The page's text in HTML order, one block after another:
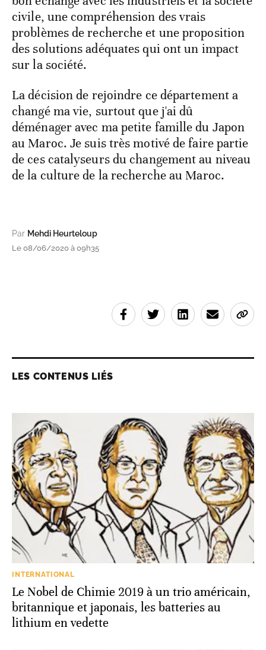
civile, une compréhension des vrais
problèmes de recherche et une proposition
des solutions adéquates qui ont un impact
sur la société.
La décision de rejoindre ce département a
changé ma vie, surtout que j'ai dû
déménager avec ma petite famille du Japon
au Maroc. Je suis très motivé de faire partie
de ces catalyseurs du changement au niveau
de la culture de la recherche au Maroc.
Par Mehdi Heurteloup
Le 08/06/2020 à 09h35
LES CONTENUS LIÉS
INTERNATIONAL
Le Nobel de Chimie 2019 à un trio américain,
britannique et japonais, les batteries au
lithium en vedette